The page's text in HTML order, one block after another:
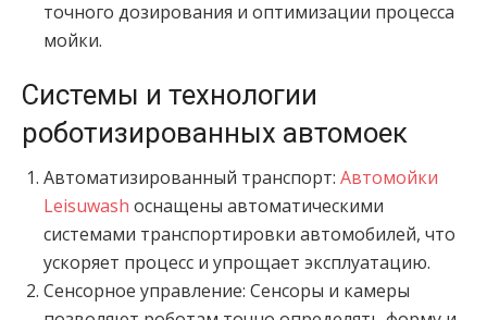
точного дозирования и оптимизации процесса
мойки.
Системы и технологии
роботизированных автомоек
Автоматизированный транспорт: Автомойки
Leisuwash оснащены автоматическими
системами транспортировки автомобилей, что
ускоряет процесс и упрощает эксплуатацию.
Сенсорное управление: Сенсоры и камеры